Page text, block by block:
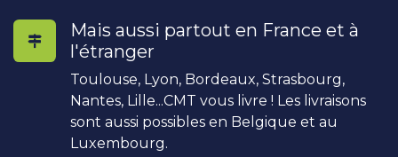
Mais aussi partout en France et à
l'étranger
Toulouse, Lyon, Bordeaux, Strasbourg,
Nantes, Lille...CMT vous livre ! Les livraisons
sont aussi possibles en Belgique et au
Luxembourg.